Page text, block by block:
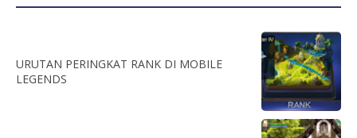
URUTAN PERINGKAT RANK DI MOBILE
LEGENDS